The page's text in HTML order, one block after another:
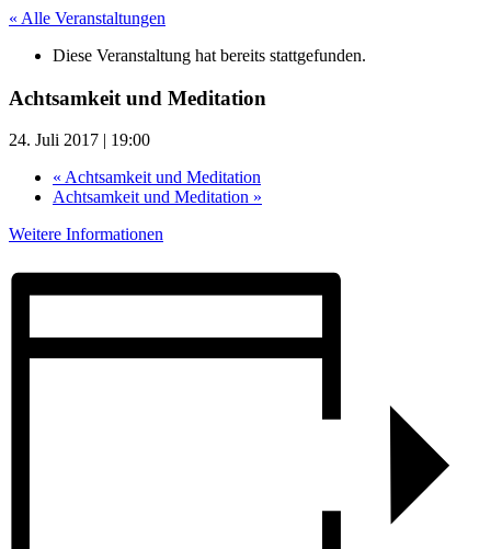
« Alle Veranstaltungen
Diese Veranstaltung hat bereits stattgefunden.
Achtsamkeit und Meditation
24. Juli 2017 | 19:00
« Achtsamkeit und Meditation
Achtsamkeit und Meditation »
Weitere Informationen